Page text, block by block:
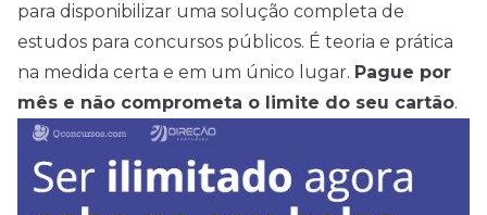
para disponibilizar uma solução completa de
estudos para concursos públicos. É teoria e prática
na medida certa e em um único lugar. Pague por
mês e não comprometa o limite do seu cartão.